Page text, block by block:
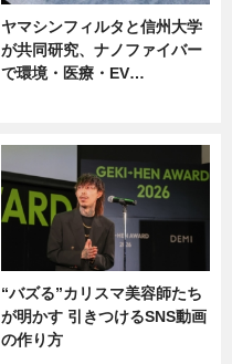
ヤマシンフィルタと信州大学
が共同研究、ナノファイバー
で環境・医療・EV…
“バズる”カリスマ美容師たち
が明かす 引きつけるSNS動画
の作り方